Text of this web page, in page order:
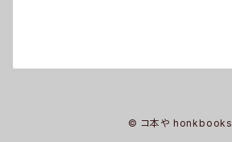
© コ本や honkbooks